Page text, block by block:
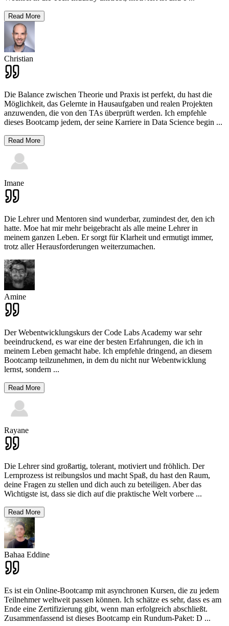
Read More
Christian
Die Balance zwischen Theorie und Praxis ist perfekt, du hast die
Möglichkeit, das Gelernte in Hausaufgaben und realen Projekten
anzuwenden, die von den TAs überprüft werden. Ich empfehle
dieses Bootcamp jedem, der seine Karriere in Data Science begin ...
Read More
Imane
Die Lehrer und Mentoren sind wunderbar, zumindest der, den ich
hatte. Moe hat mir mehr beigebracht als alle meine Lehrer in
meinem ganzen Leben. Er sorgt für Klarheit und ermutigt immer,
trotz aller Herausforderungen weiterzumachen.
Amine
Der Webentwicklungskurs der Code Labs Academy war sehr
beeindruckend, es war eine der besten Erfahrungen, die ich in
meinem Leben gemacht habe. Ich empfehle dringend, an diesem
Bootcamp teilzunehmen, in dem du nicht nur Webentwicklung
lernst, sondern ...
Read More
Rayane
Die Lehrer sind großartig, tolerant, motiviert und fröhlich. Der
Lernprozess ist reibungslos und macht Spaß, du hast den Raum,
deine Fragen zu stellen und dich auch zu beteiligen. Aber das
Wichtigste ist, dass sie dich auf die praktische Welt vorbere ...
Read More
Bahaa Eddine
Es ist ein Online-Bootcamp mit asynchronen Kursen, die zu jedem
Teilnehmer weltweit passen können. Ich schätze es sehr, dass es am
Ende eine Zertifizierung gibt, wenn man erfolgreich abschließt.
Zusammenfassend ist dieses Bootcamp ein Rundum-Paket: D ...